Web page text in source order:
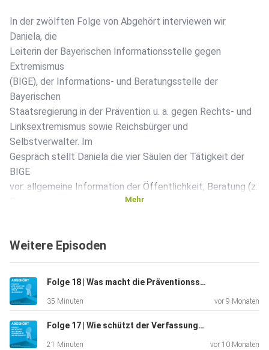
In der zwölften Folge von Abgehört interviewen wir
Daniela, die
Leiterin der Bayerischen Informationsstelle gegen
Extremismus
(BIGE), der Informations- und Beratungsstelle der
Bayerischen
Staatsregierung in der Prävention u. a. gegen Rechts- und
Linksextremismus sowie Reichsbürger und
Selbstverwalter. Im
Gespräch stellt Daniela die vier Säulen der Tätigkeit der
BIGE
vor: allgemeine Information der Öffentlichkeit, Beratung (z.
Moderation: René Rieger
Mehr Infos zum Bayerischen Landesamt für
Verfassungsschutz gibt
Mehr
Weitere Episoden
Folge 18 | Was macht die Präventionsstelle Islamismus?
35 Minuten vor 9 Monaten
Folge 17 | Wie schützt der Verfassungsschutz die Wirtschaft?
21 Minuten vor 10 Monaten